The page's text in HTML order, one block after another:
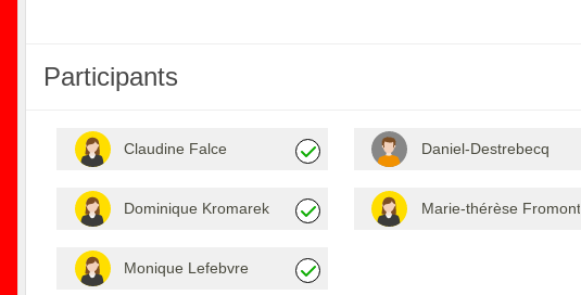
Participants
Claudine Falce Daniel-Destrebecq
Dominique Kromarek Marie-thérèse Fromont
Monique Lefebvre